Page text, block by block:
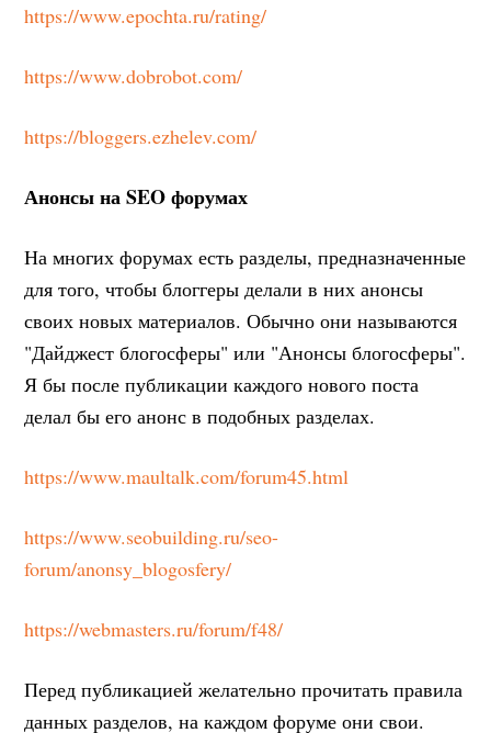
https://www.epochta.ru/rating/
https://www.dobrobot.com/
https://bloggers.ezhelev.com/
Анонсы наSEOфорумах
На многих форумах есть разделы, предназначенные
для того, чтобы блоггеры делали в них анонсы
своих новых материалов. Обычно они называются
"Дайджест блогосферы" или "Анонсы блогосферы".
Я бы после публикации каждого нового поста
делал бы его анонс в подобных разделах.
https://www.maultalk.com/forum45.html
https://www.seobuilding.ru/seo-
forum/anonsy_blogosfery/
https://webmasters.ru/forum/f48/
Перед публикацией желательно прочитать правила
данных разделов, на каждом форуме они свои.